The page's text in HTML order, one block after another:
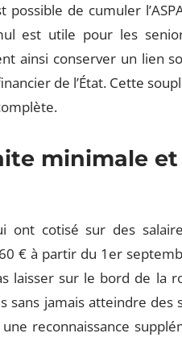
de cumuler
est utile pour les
ainsi conserver un lien
de l’État. Cette
minimale
cotisé sur des
€ à partir du 1er
laisser sur le bord de la
jamais atteindre des
reconnaissance